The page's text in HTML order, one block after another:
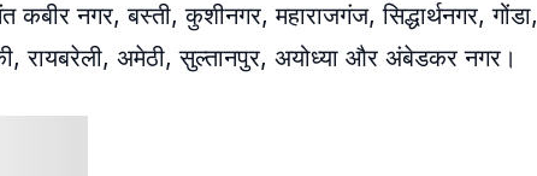
नगर, बस्ती, कुशीनगर, महाराजगंज, सिद्धार्थनगर, गोंडा,
रायबरेली, अमेठी, सुल्तानपुर, अयोध्या और अंबेडकर नगर।